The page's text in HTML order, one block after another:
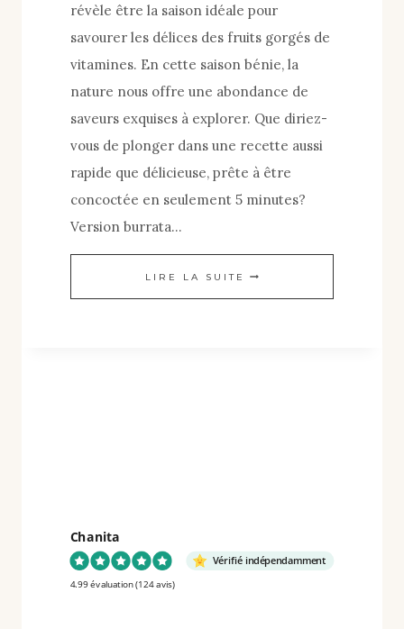
révèle être la saison idéale pour
savourer les délices des fruits gorgés de
vitamines. En cette saison bénie, la
nature nous offre une abondance de
saveurs exquises à explorer. Que diriez-
vous de plonger dans une recette aussi
rapide que délicieuse, prête à être
concoctée en seulement 5 minutes?
Version burrata…
LIRE LA SUITE RECETTE
FRAÎCHE
Chanita
Vérifié indépendamment
4.99 évaluation(124 avis)